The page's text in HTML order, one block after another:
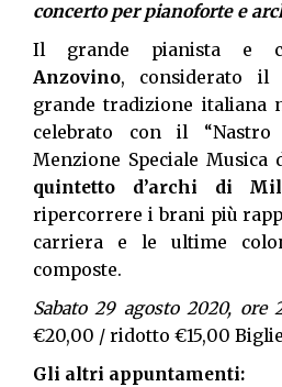
concerto per pianoforte e
Il grande pianista e
Anzovino, considerato il
grande tradizione italiana
celebrato con il “Nastro
Menzione Speciale Musica
quintetto d’archi di
ripercorrere i brani più
carriera e le ultime
composte.
Sabato 29 agosto 2020, ore
€20,00 / ridotto €15,00
Gli altri appuntamenti: